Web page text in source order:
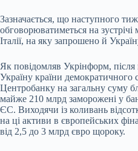
Зазначається, що наступного
обговорюватиметься на зустрічі
Італії, на яку запрошено й
Як повідомляв Укрінформ,
Україну країни демократичного
Центробанку на загальну суму
майже 210 млрд заморожені у
ЄС. Виходячи із коливань
на ці активи в європейських
від 2,5 до 3 млрд євро щороку.